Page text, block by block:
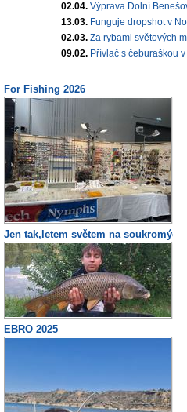
02.04. Výprava Dolní
13.03. Funguje dropshot v
02.03. Za rybami světových
09.02. Přívlač s čeburaškou
For Fishing 2026
Jen tak,letem světem na soukromých
EBRO 2025